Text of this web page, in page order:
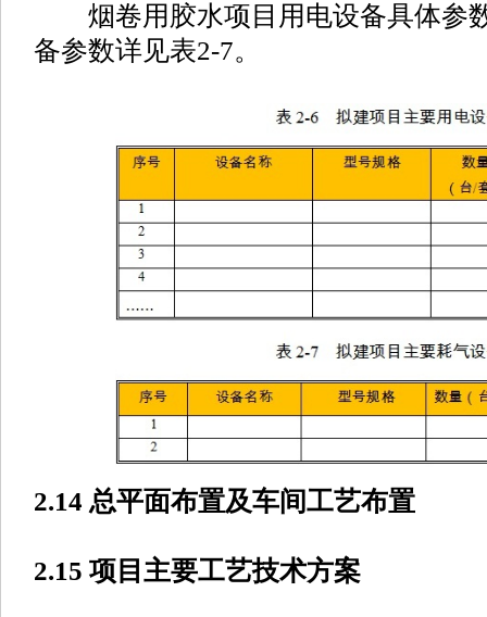
烟卷用胶水项目用电设备具体参
备参数详见表2-7。
2.14 总平面布置及车间工艺布置
2.15 项目主要工艺技术方案